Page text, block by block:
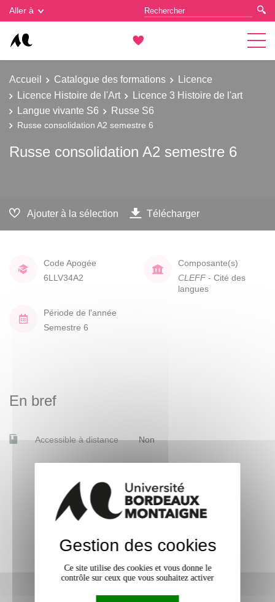
Aller à
Accueil Catalogue des formations
Licence
Licence Histoire de l'Art
Licence 3 Histoire de l'art
Langue vivante S6
Russe S6
Russe consolidation A2 semestre 6
Russe consolidation A2 semestre 6
Ajouter à la sélection Télécharger
Code Apogée
6LLV34A2
Composante(s)
CLEFF - Cité des
langues
Période de l'année
Semestre 6
En bref
Accessible à distance Non
Gestion des cookies
Gestion des cookies
Ce site utilise des cookies et vous donne le
contrôle sur ceux que vous souhaitez activer